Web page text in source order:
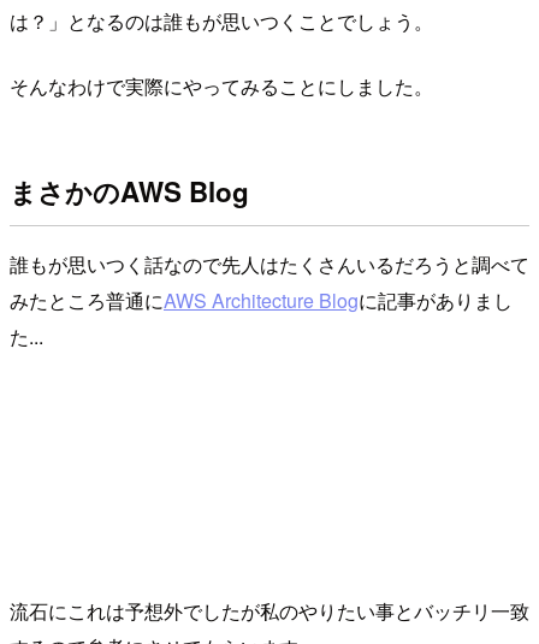
は？」となるのは誰もが思いつくことでしょう。
そんなわけで実際にやってみることにしました。
まさかのAWS Blog
誰もが思いつく話なので先人はたくさんいるだろうと調べて
みたところ普通にAWS Architecture Blogに記事がありまし
た...
流石にこれは予想外でしたが私のやりたい事とバッチリ一致